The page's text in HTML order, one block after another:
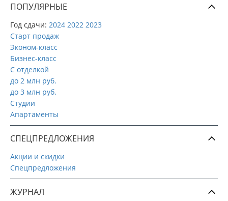
ПОПУЛЯРНЫЕ
Год сдачи: 2024 2022 2023
Старт продаж
Эконом-класс
Бизнес-класс
С отделкой
до 2 млн руб.
до 3 млн руб.
Студии
Апартаменты
СПЕЦПРЕДЛОЖЕНИЯ
Акции и скидки
Спецпредложения
ЖУРНАЛ